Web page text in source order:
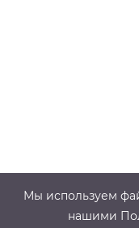
Мы используем
нашими